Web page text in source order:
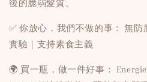
後的脆弱髮質。
✅ 你放心，我們不做的事： 無
實驗｜支持素食主義
🌍 買一瓶，做一件好事：